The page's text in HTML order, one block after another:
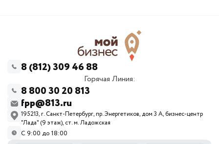
8 (812) 309 46 88
Горячая Линия:
8 800 30 20 813
fpp@813.ru
195213, г. Санкт-Петербург, пр. Энергетиков, дом 3 А, бизнес-центр
"Лада" (9 этаж), ст. м. Ладожская
С 9:00 до 18:00